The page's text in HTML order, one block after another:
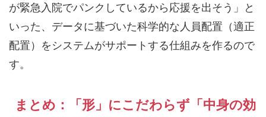
が緊急入院でパンクしているから応援を出そう」と
いった、データに基づいた科学的な人員配置（適正
配置）をシステムがサポートする仕組みを作るので
す。
まとめ：「形」にこだわらず「中身の効